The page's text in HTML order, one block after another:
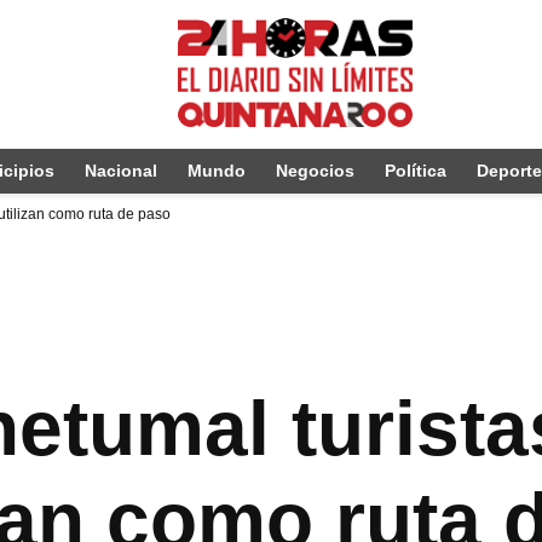
Nacional Mundo Negocios Política
como ruta de paso
como ruta